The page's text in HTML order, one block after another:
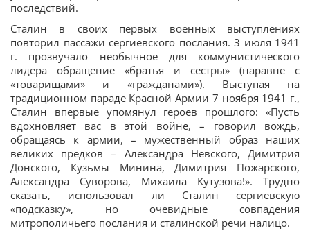
последствий.
Сталин в своих первых военных выступлениях
повторил пассажи сергиевского послания. 3 июля 1941
г. прозвучало необычное для коммунистического
лидера обращение «братья и сестры» (наравне с
«товарищами» и «гражданами»). Выступая на
традиционном параде Красной Армии 7 ноября 1941 г.,
Сталин впервые упомянул героев прошлого: «Пусть
вдохновляет вас в этой войне, – говорил вождь,
обращаясь к армии, – мужественный образ наших
великих предков – Александра Невского, Димитрия
Донского, Кузьмы Минина, Димитрия Пожарского,
Александра Суворова, Михаила Кутузова!». Трудно
сказать, использовал ли Сталин сергиевскую
«подсказку», но очевидные совпадения
митрополичьего послания и сталинской речи налицо.